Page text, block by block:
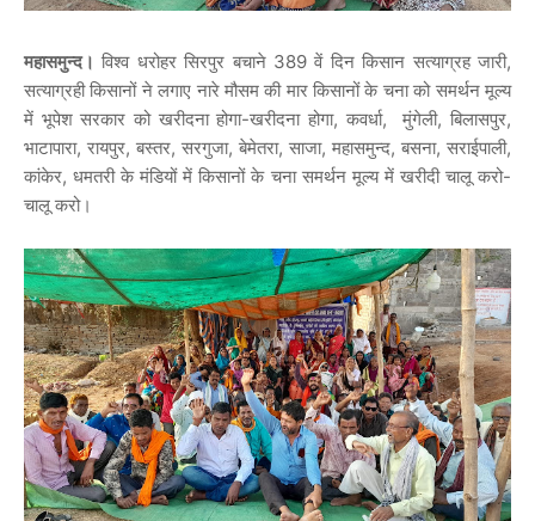
महासमुन्द। विश्व धरोहर सिरपुर बचाने 389 वें दिन किसान सत्याग्रह जारी,
सत्याग्रही किसानों ने लगाए नारे मौसम की मार किसानों के चना को समर्थन मूल्य
में भूपेश सरकार को खरीदना होगा-खरीदना होगा, कवर्धा, मुंगेली, बिलासपुर,
भाटापारा, रायपुर, बस्तर, सरगुजा, बेमेतरा, साजा, महासमुन्द, बसना, सराईपाली,
कांकेर, धमतरी के मंडियों में किसानों के चना समर्थन मूल्य में खरीदी चालू करो-
चालू करो।